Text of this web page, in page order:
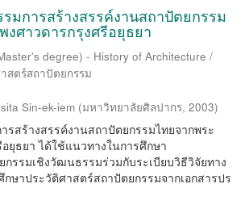
มการสร้างสรรค์งานสถาปัตยกรรม
งศาวดารกรุงศรีอยุธยา
degree) - History of Architecture /
สตร์สถาปัตยกรรม
Sin-ek-iem (มหาวิทยาลัยศิลปากร, 2003)
สร้างสรรค์งานสถาปัตยกรรมไทยจากพระ
ยุธยา ได้ใช้แนวทางในการศึกษา
รรมเชิงวัฒนธรรมร่วมกับระเบียบวิธีวิจัยทาง
ษาประวัติศาสตร์สถาปัตยกรรมจากเอกสารปร